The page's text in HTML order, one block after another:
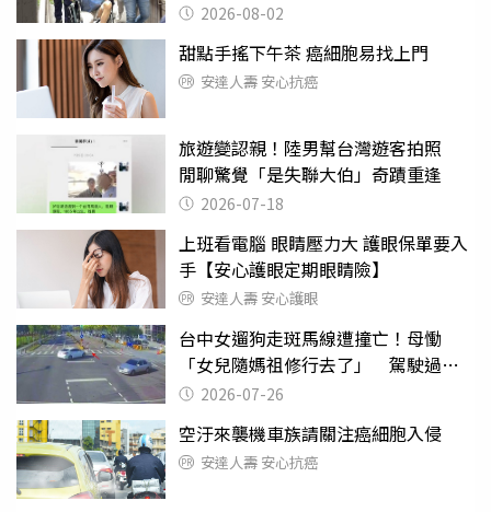
2026-08-02
甜點手搖下午茶 癌細胞易找上門
安達人壽 安心抗癌
旅遊變認親！陸男幫台灣遊客拍照
閒聊驚覺「是失聯大伯」奇蹟重逢
2026-07-18
上班看電腦 眼睛壓力大 護眼保單要入
手【安心護眼定期眼睛險】
安達人壽 安心護眼
台中女遛狗走斑馬線遭撞亡！母慟
「女兒隨媽祖修行去了」 駕駛過失
致死判9月
2026-07-26
空汙來襲機車族請關注癌細胞入侵
安達人壽 安心抗癌